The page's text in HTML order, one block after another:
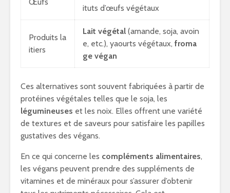
ituts d’œufs végétaux
Produits la
itiers
Lait végétal (amande, soja, avoin
e, etc.), yaourts végétaux, froma
ge végan
Ces alternatives sont souvent fabriquées à partir de
protéines végétales telles que le soja, les
légumineuses et les noix. Elles offrent une variété
de textures et de saveurs pour satisfaire les papilles
gustatives des végans.
En ce qui concerne les compléments alimentaires,
les végans peuvent prendre des suppléments de
vitamines et de minéraux pour s’assurer d’obtenir